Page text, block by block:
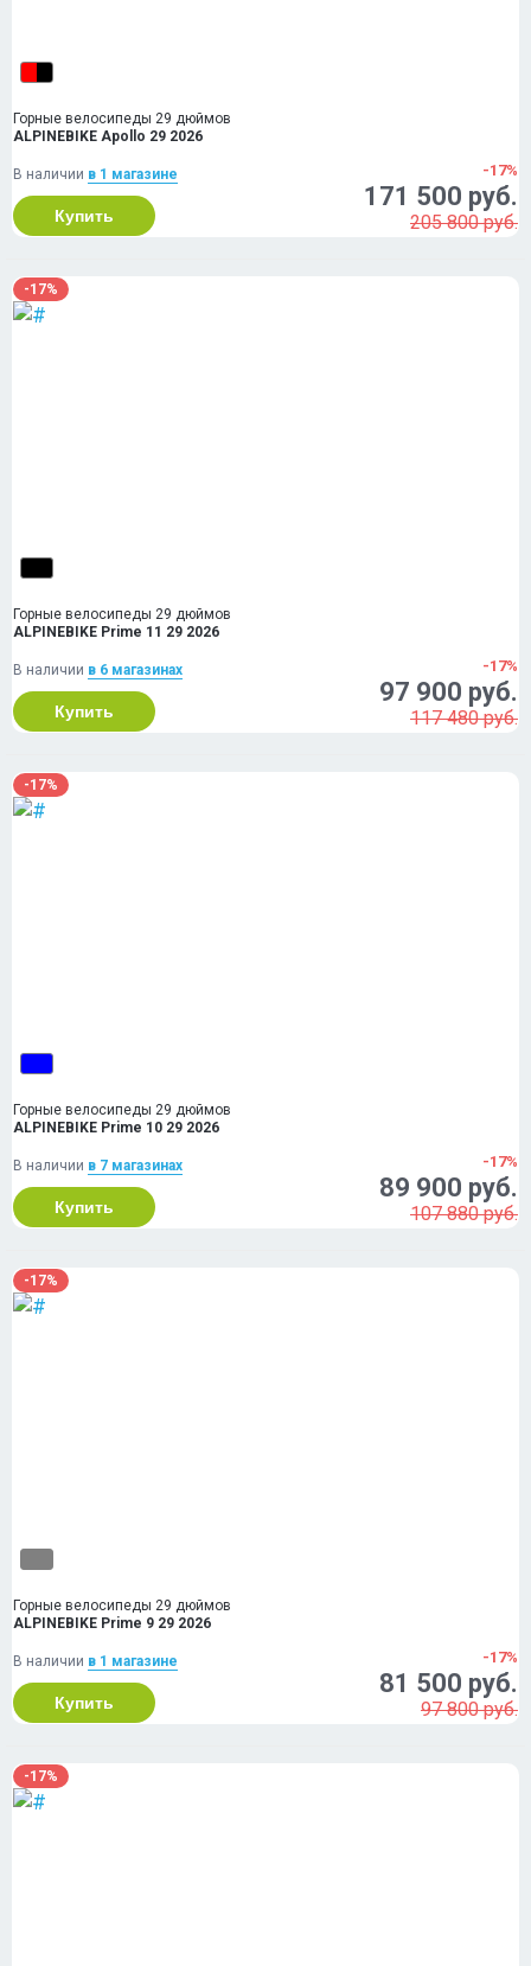
Горные велосипеды 29 дюймов
ALPINEBIKE Apollo 29 2026
В наличии в 1 магазинe
Купить
-17%
171 500 руб.
205 800 руб.
-17%
Горные велосипеды 29 дюймов
ALPINEBIKE Prime 11 29 2026
В наличии в 6 магазинах
Купить
-17%
97 900 руб.
117 480 руб.
-17%
Горные велосипеды 29 дюймов
ALPINEBIKE Prime 10 29 2026
В наличии в 7 магазинах
Купить
-17%
89 900 руб.
107 880 руб.
-17%
Горные велосипеды 29 дюймов
ALPINEBIKE Prime 9 29 2026
В наличии в 1 магазинe
Купить
-17%
81 500 руб.
97 800 руб.
-17%